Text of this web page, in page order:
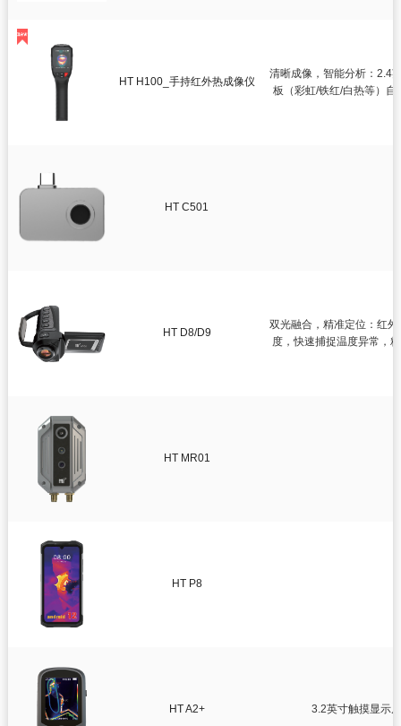
HT H100_手持红外热成像仪
清晰成像，智能分析：2.4
板（彩虹/铁红/白热等）
HT C501
HT D8/D9
双光融合，精准定位：红
度，快速捕捉温度异常，
HT MR01
HT P8
HT A2+ 3.2英寸触摸显示